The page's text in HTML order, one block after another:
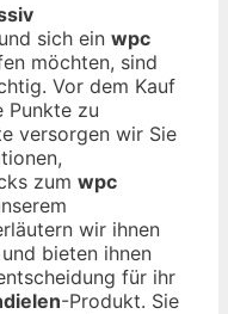
sich ein wpc
möchten, sind
Vor dem Kauf
Punkte zu
versorgen wir Sie
zum wpc
wir ihnen
bieten ihnen
für ihr
-Produkt. Sie